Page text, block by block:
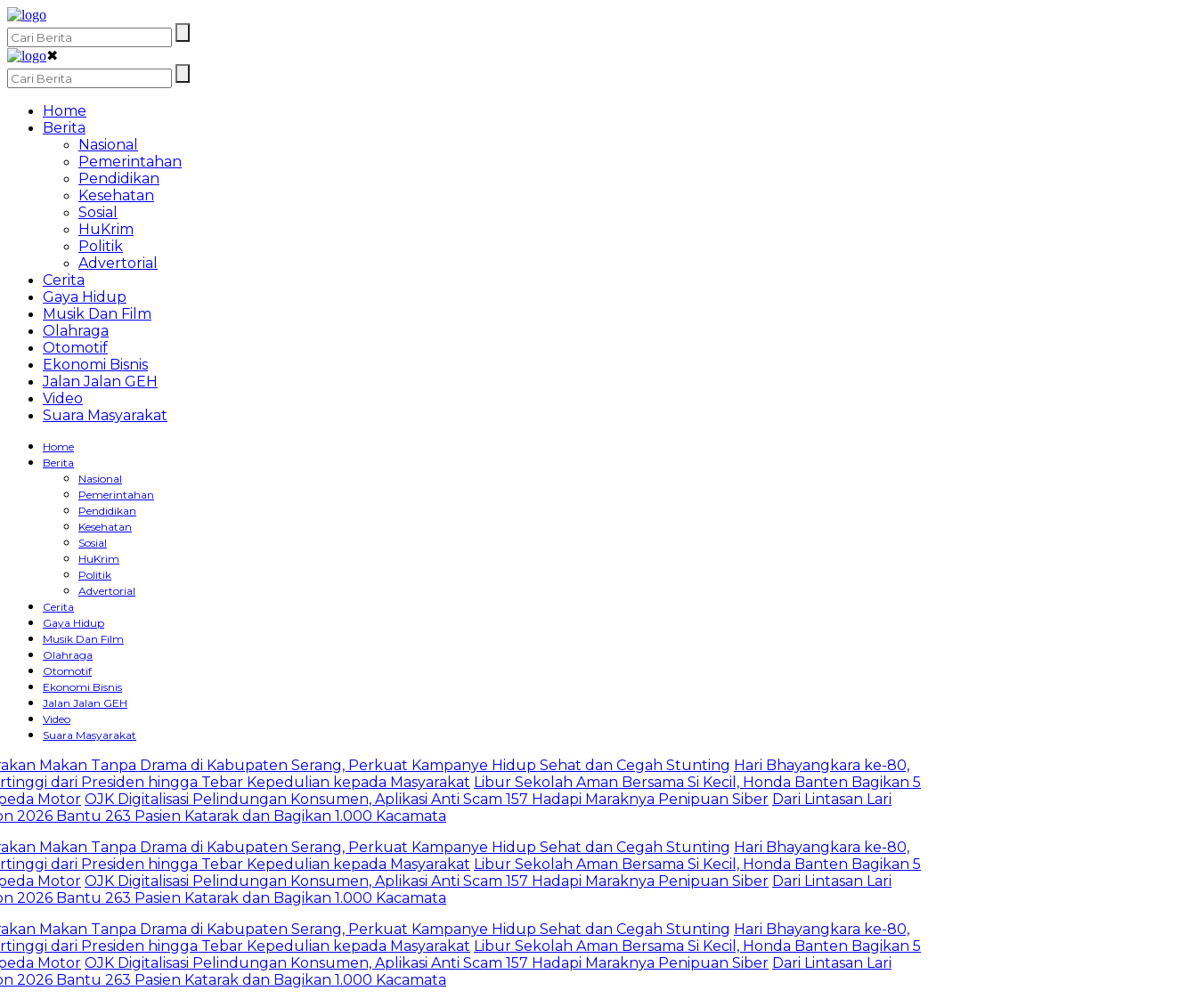
✖
Home
Berita
Nasional
Pemerintahan
Pendidikan
Kesehatan
Sosial
HuKrim
Politik
Advertorial
Cerita
Gaya Hidup
Musik Dan Film
Olahraga
Otomotif
Ekonomi Bisnis
Jalan Jalan GEH
Video
Suara Masyarakat
Home
Berita
Nasional
Pemerintahan
Pendidikan
Kesehatan
Sosial
HuKrim
Politik
Advertorial
Cerita
Gaya Hidup
Musik Dan Film
Olahraga
Otomotif
Ekonomi Bisnis
Jalan Jalan GEH
Video
Suara Masyarakat
Tanpa Drama di Kabupaten Serang, Perkuat Kampanye Hidup Sehat dan Cegah Stunting Hari Bhayangkara ke-80,
dari Presiden hingga Tebar Kepedulian kepada Masyarakat Libur Sekolah Aman Bersama Si Kecil, Honda Banten Bagikan 5
Motor OJK Digitalisasi Pelindungan Konsumen, Aplikasi Anti Scam 157 Hadapi Maraknya Penipuan Siber Dari Lintasan Lari
Bantu 263 Pasien Katarak dan Bagikan 1.000 Kacamata
Tanpa Drama di Kabupaten Serang, Perkuat Kampanye Hidup Sehat dan Cegah Stunting Hari Bhayangkara ke-80,
dari Presiden hingga Tebar Kepedulian kepada Masyarakat Libur Sekolah Aman Bersama Si Kecil, Honda Banten Bagikan 5
Motor OJK Digitalisasi Pelindungan Konsumen, Aplikasi Anti Scam 157 Hadapi Maraknya Penipuan Siber Dari Lintasan Lari
Bantu 263 Pasien Katarak dan Bagikan 1.000 Kacamata
Tanpa Drama di Kabupaten Serang, Perkuat Kampanye Hidup Sehat dan Cegah Stunting Hari Bhayangkara ke-80,
dari Presiden hingga Tebar Kepedulian kepada Masyarakat Libur Sekolah Aman Bersama Si Kecil, Honda Banten Bagikan 5
Motor OJK Digitalisasi Pelindungan Konsumen, Aplikasi Anti Scam 157 Hadapi Maraknya Penipuan Siber Dari Lintasan Lari
Bantu 263 Pasien Katarak dan Bagikan 1.000 Kacamata